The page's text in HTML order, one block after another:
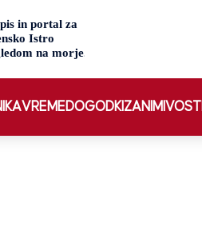
VREMEDOGODKIZANIMIVOSTI